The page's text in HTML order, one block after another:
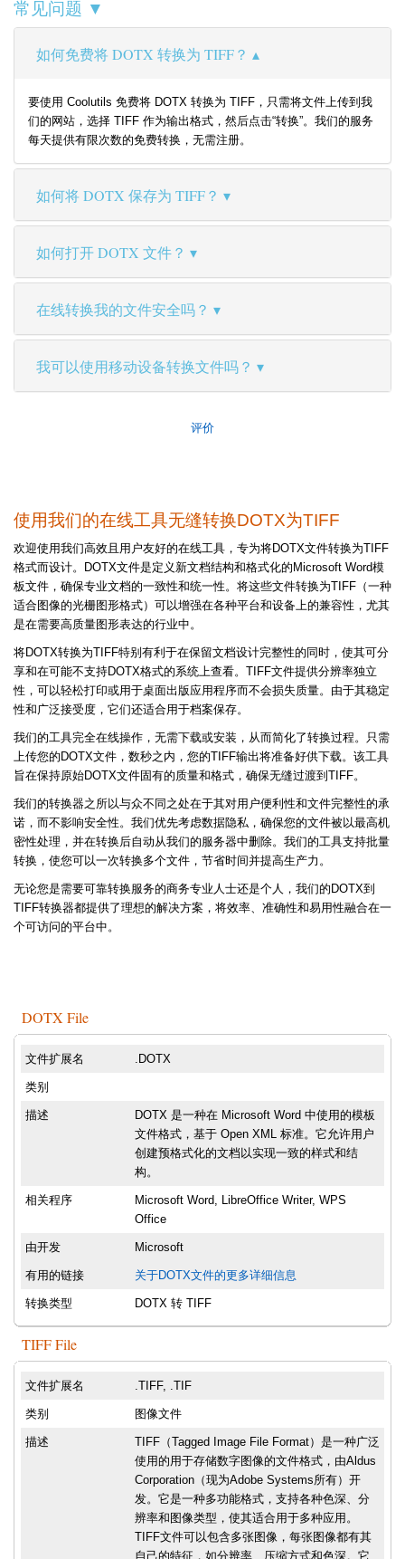
常见问题 ▼
如何免费将 DOTX 转换为 TIFF？
要使用 Coolutils 免费将 DOTX 转换为 TIFF，只需将文件上传到我
们的网站，选择 TIFF 作为输出格式，然后点击“转换”。我们的服务
每天提供有限次数的免费转换，无需注册。
如何将 DOTX 保存为 TIFF？
如何打开 DOTX 文件？
在线转换我的文件安全吗？
我可以使用移动设备转换文件吗？
评价
使用我们的在线工具无缝转换DOTX为TIFF
欢迎使用我们高效且用户友好的在线工具，专为将DOTX文件转换为TIFF
格式而设计。DOTX文件是定义新文档结构和格式化的Microsoft Word模
板文件，确保专业文档的一致性和统一性。将这些文件转换为TIFF（一种
适合图像的光栅图形格式）可以增强在各种平台和设备上的兼容性，尤其
是在需要高质量图形表达的行业中。
将DOTX转换为TIFF特别有利于在保留文档设计完整性的同时，使其可分
享和在可能不支持DOTX格式的系统上查看。TIFF文件提供分辨率独立
性，可以轻松打印或用于桌面出版应用程序而不会损失质量。由于其稳定
性和广泛接受度，它们还适合用于档案保存。
我们的工具完全在线操作，无需下载或安装，从而简化了转换过程。只需
上传您的DOTX文件，数秒之内，您的TIFF输出将准备好供下载。该工具
旨在保持原始DOTX文件固有的质量和格式，确保无缝过渡到TIFF。
我们的转换器之所以与众不同之处在于其对用户便利性和文件完整性的承
诺，而不影响安全性。我们优先考虑数据隐私，确保您的文件被以最高机
密性处理，并在转换后自动从我们的服务器中删除。我们的工具支持批量
转换，使您可以一次转换多个文件，节省时间并提高生产力。
无论您是需要可靠转换服务的商务专业人士还是个人，我们的DOTX到
TIFF转换器都提供了理想的解决方案，将效率、准确性和易用性融合在一
个可访问的平台中。
DOTX File
文件扩展名 .DOTX
类别
描述
DOTX 是一种在 Microsoft Word 中使用的模板
文件格式，基于 Open XML 标准。它允许用户
创建预格式化的文档以实现一致的样式和结
构。
相关程序
Microsoft Word, LibreOffice Writer, WPS
Office
由开发 Microsoft
有用的链接 关于DOTX文件的更多详细信息
转换类型 DOTX 转 TIFF
TIFF File
文件扩展名 .TIFF, .TIF
类别 图像文件
描述
TIFF（Tagged Image File Format）是一种广泛
使用的用于存储数字图像的文件格式，由Aldus
Corporation（现为Adobe Systems所有）开
发。它是一种多功能格式，支持各种色深、分
辨率和图像类型，使其适合用于多种应用。
TIFF文件可以包含多张图像，每张图像都有其
自己的特征，如分辨率、压缩方式和色深。它